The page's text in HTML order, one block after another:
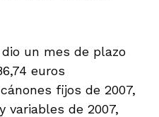
un mes de plazo
euros
fijos de 2007,
variables de 2007,